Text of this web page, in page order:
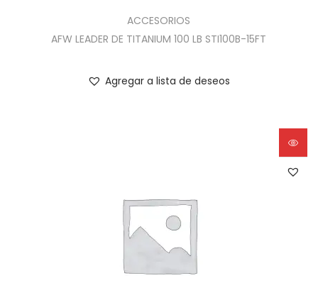
ACCESORIOS
AFW LEADER DE TITANIUM 100 LB STI100B-15FT
Agregar a lista de deseos